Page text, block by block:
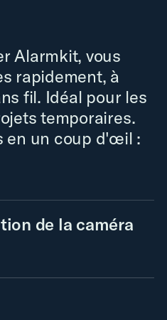
Alarmkit, vous
rapidement, à
fil. Idéal pour les
temporaires.
en un coup d'œil :
de la caméra